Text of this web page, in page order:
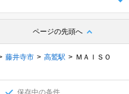
ページの先頭へ
藤井寺市 高鷲駅
ＭＡＩＳＯ
保存中の条件